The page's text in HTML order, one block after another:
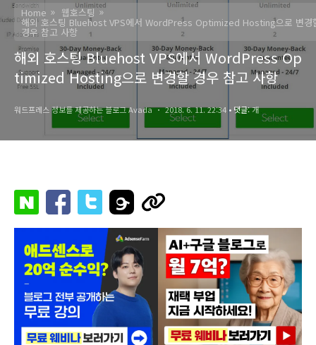
Home 웹호스팅
해외 호스팅 Bluehost VPS에서 WordPress Optimized Hosting으로 변경
경우 참고 사항
해외 호스팅 Bluehost VPS에서 WordPress Op
timized Hosting으로 변경할 경우 참고 사항
워드프레스 정보를 제공하는 블로그 Avada 2018. 6. 11. 22:34 • 댓글:개